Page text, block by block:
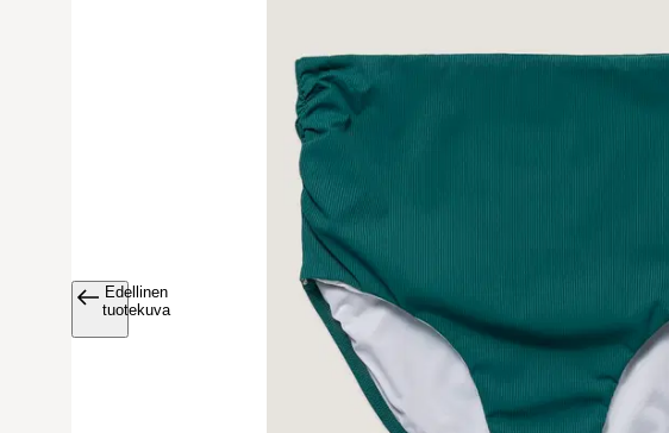
Avaa tuotekuva suurennettuna
Edellinen
tuotekuva